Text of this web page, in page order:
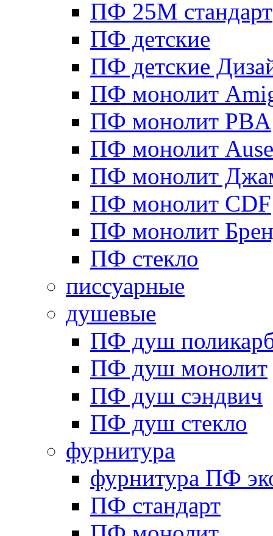
ПФ 25М стандарт
ПФ детские
ПФ детские
ПФ монолит
ПФ монолит PBA
ПФ монолит
ПФ монолит
ПФ монолит CDF
ПФ монолит
ПФ стекло
писсуарные
душевые
ПФ душ
ПФ душ монолит
ПФ душ сэндвич
ПФ душ стекло
фурнитура
фурнитура ПФ
ПФ стандарт